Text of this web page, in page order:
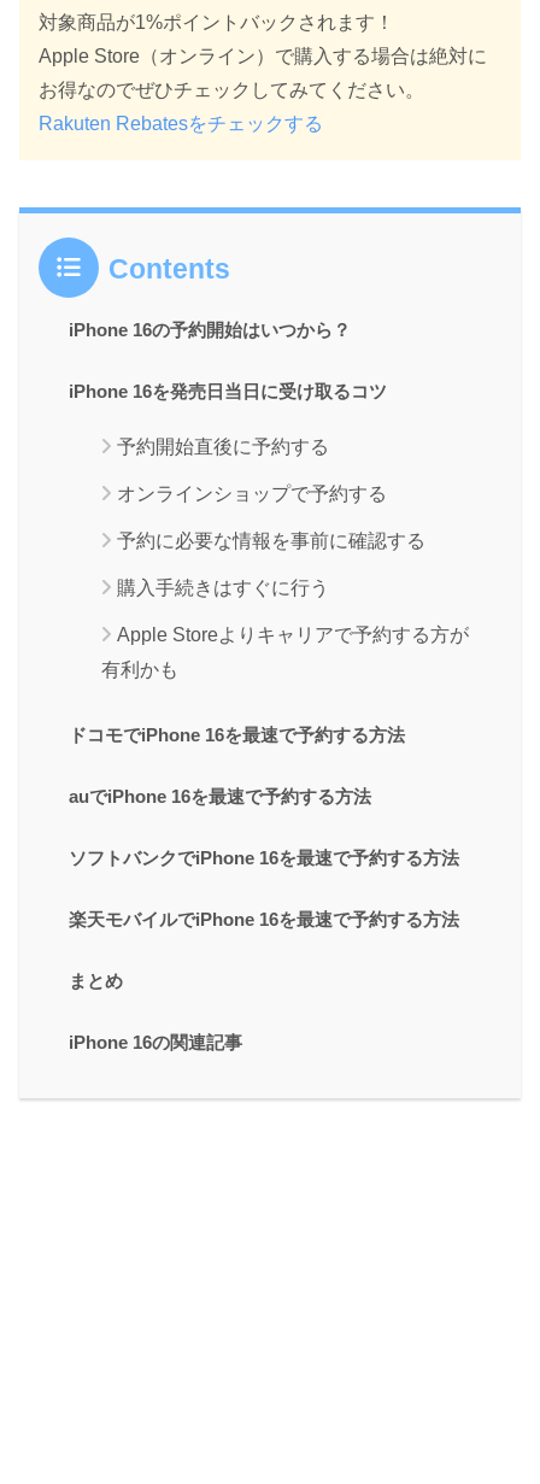
対象商品が1%ポイントバックされます！
Apple Store（オンライン）で購入する場合は絶対に
お得なのでぜひチェックしてみてください。
Rakuten Rebatesをチェックする
Contents
iPhone 16の予約開始はいつから？
iPhone 16を発売日当日に受け取るコツ
予約開始直後に予約する
オンラインショップで予約する
予約に必要な情報を事前に確認する
購入手続きはすぐに行う
Apple Storeよりキャリアで予約する方が
有利かも
ドコモでiPhone 16を最速で予約する方法
auでiPhone 16を最速で予約する方法
ソフトバンクでiPhone 16を最速で予約する方法
楽天モバイルでiPhone 16を最速で予約する方法
まとめ
iPhone 16の関連記事